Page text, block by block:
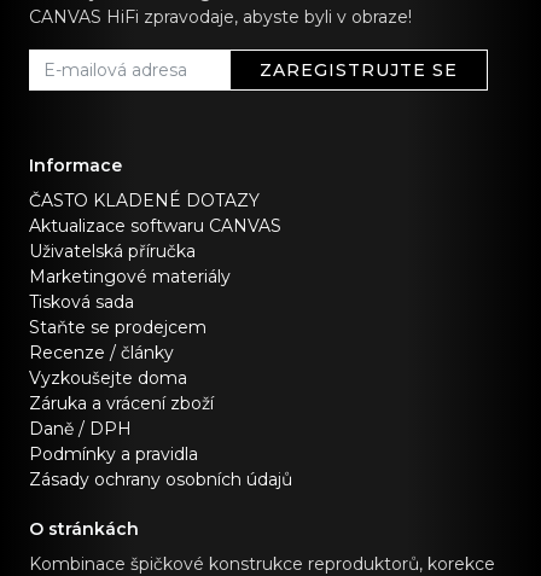
CANVAS HiFi zpravodaje, abyste byli v obraze!
ZAREGISTRUJTE SE
Informace
ČASTO KLADENÉ DOTAZY
Aktualizace softwaru CANVAS
Uživatelská příručka
Marketingové materiály
Tisková sada
Staňte se prodejcem
Recenze / články
Vyzkoušejte doma
Záruka a vrácení zboží
Daně / DPH
Podmínky a pravidla
Zásady ochrany osobních údajů
O stránkách
Kombinace špičkové konstrukce reproduktorů, korekce